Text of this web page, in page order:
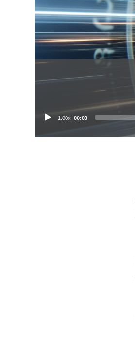
Audio
1.00x 00:00